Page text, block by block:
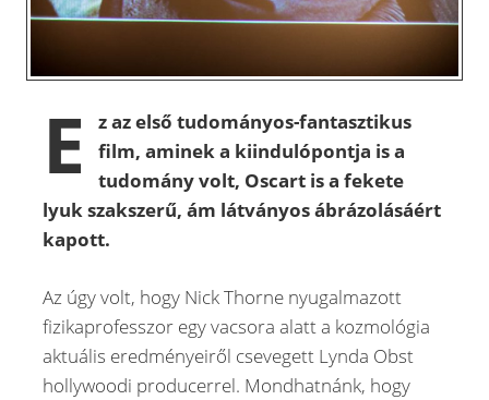
E
z az első tudományos-fantasztikus
film, aminek a kiindulópontja is a
tudomány volt, Oscart is a fekete
lyuk szakszerű, ám látványos ábrázolásáért
kapott.
Az úgy volt, hogy Nick Thorne nyugalmazott
fizikaprofesszor egy vacsora alatt a kozmológia
aktuális eredményeiről csevegett Lynda Obst
hollywoodi producerrel. Mondhatnánk, hogy